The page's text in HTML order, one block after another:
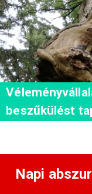
beszűkülést
Napi